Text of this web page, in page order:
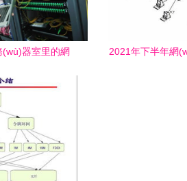
器室里的網
基石
2021年下半年網